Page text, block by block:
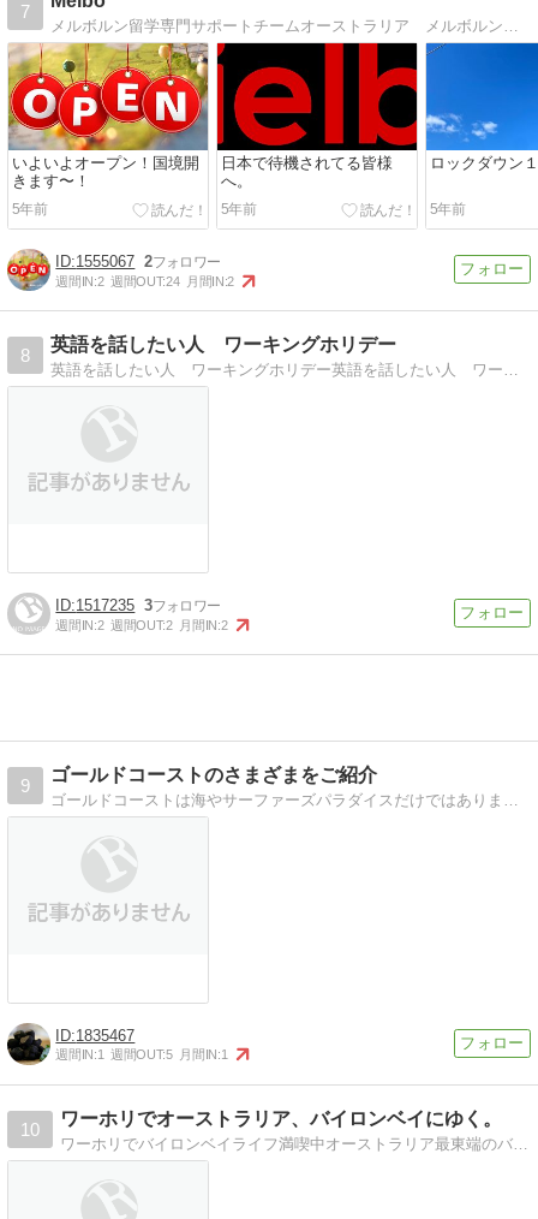
7
いよいよオープン！国境開
きます〜！
5年前
日本で待機されてる皆様
へ。
5年前
ロックダウン
5年前
1555067 2
週間IN:2 週間OUT:24 月間IN:2
8
英語を話したい人 ワーキングホリデー
1517235 3
週間IN:2 週間OUT:2 月間IN:2
9
ゴールドコーストのさまざまをご紹介
1835467
週間IN:1 週間OUT:5 月間IN:1
10
ワーホリでオーストラリア、バイロンベイにゆく。
ワーホリでバイロンベイライフ満喫中オーストラリア最東端のバイロンベイでバイロンライフ満喫中。留学までの準備など